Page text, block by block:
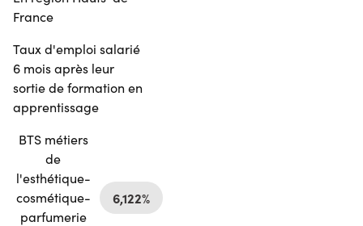
France
Taux d'emploi salarié
6 mois après leur
sortie de formation en
apprentissage
BTS métiers
de
l'esthétique-
cosmétique-
parfumerie
6,122%